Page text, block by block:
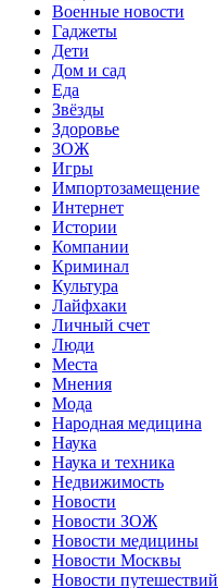
Военные новости
Гаджеты
Дети
Дом и сад
Еда
Звёзды
Здоровье
ЗОЖ
Игры
Импортозамещение
Интернет
Истории
Компании
Криминал
Культура
Лайфхаки
Личный счет
Люди
Места
Мнения
Мода
Народная медицина
Наука
Наука и техника
Недвижимость
Новости
Новости ЗОЖ
Новости медицины
Новости Москвы
Новости путешествий